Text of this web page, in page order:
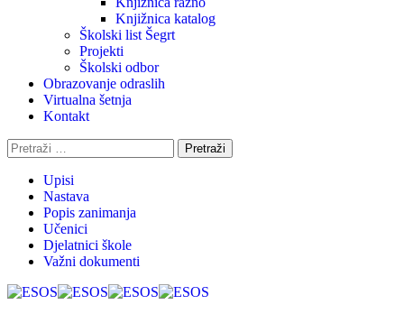
Knjižnica katalog
Školski list Šegrt
Projekti
Školski odbor
Obrazovanje odraslih
Virtualna šetnja
Kontakt
Upisi
Nastava
Popis zanimanja
Učenici
Djelatnici škole
Važni dokumenti